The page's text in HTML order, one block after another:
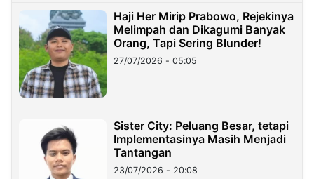
Haji Her Mirip Prabowo, Rejekinya
Melimpah dan Dikagumi Banyak
Orang, Tapi Sering Blunder!
27/07/2026 - 05:05
Sister City: Peluang Besar, tetapi
Implementasinya Masih Menjadi
Tantangan
23/07/2026 - 20:08